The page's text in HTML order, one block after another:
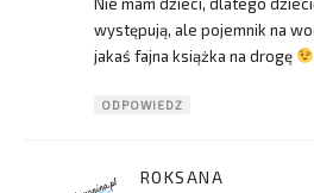
występują, ale pojemnik na
jakaś fajna książka na drogę
ODPOWIEDZ
ROKSANA